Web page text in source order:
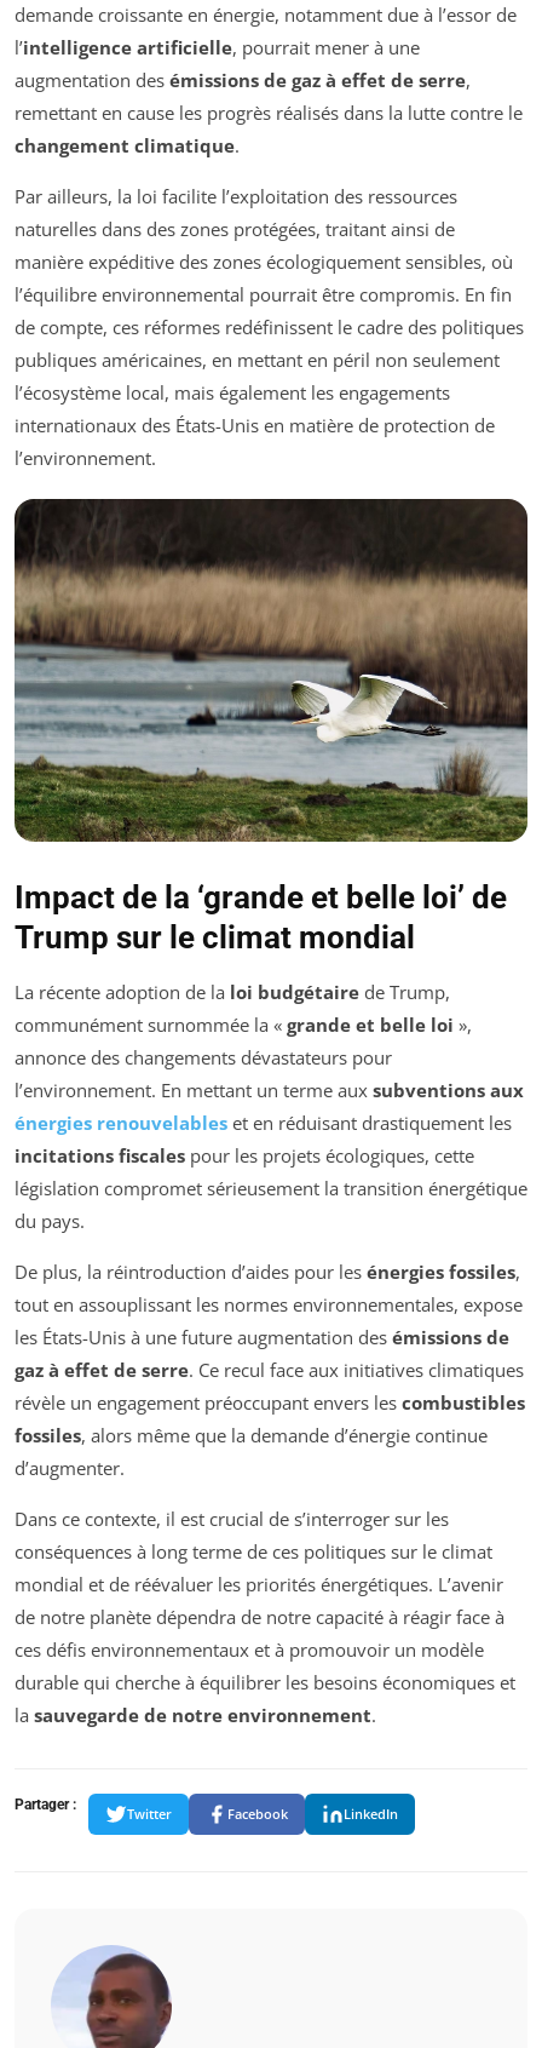
demande croissante en énergie, notamment due à l’essor de
l’intelligence artificielle, pourrait mener à une
augmentation des émissions de gaz à effet de serre,
remettant en cause les progrès réalisés dans la lutte contre le
changement climatique.
Par ailleurs, la loi facilite l’exploitation des ressources
naturelles dans des zones protégées, traitant ainsi de
manière expéditive des zones écologiquement sensibles, où
l’équilibre environnemental pourrait être compromis. En fin
de compte, ces réformes redéfinissent le cadre des politiques
publiques américaines, en mettant en péril non seulement
l’écosystème local, mais également les engagements
internationaux des États-Unis en matière de protection de
l’environnement.
Impact de la ‘grande et belle loi’ de
Trump sur le climat mondial
La récente adoption de la loi budgétaire de Trump,
communément surnommée la « grande et belle loi »,
annonce des changements dévastateurs pour
l’environnement. En mettant un terme aux subventions aux
énergies renouvelables et en réduisant drastiquement les
incitations fiscales pour les projets écologiques, cette
législation compromet sérieusement la transition énergétique
du pays.
De plus, la réintroduction d’aides pour les énergies fossiles,
tout en assouplissant les normes environnementales, expose
les États-Unis à une future augmentation des émissions de
gaz à effet de serre. Ce recul face aux initiatives climatiques
révèle un engagement préoccupant envers les combustibles
fossiles, alors même que la demande d’énergie continue
d’augmenter.
Dans ce contexte, il est crucial de s’interroger sur les
conséquences à long terme de ces politiques sur le climat
mondial et de réévaluer les priorités énergétiques. L’avenir
de notre planète dépendra de notre capacité à réagir face à
ces défis environnementaux et à promouvoir un modèle
durable qui cherche à équilibrer les besoins économiques et
la sauvegarde de notre environnement.
Partager :
Twitter Facebook LinkedIn